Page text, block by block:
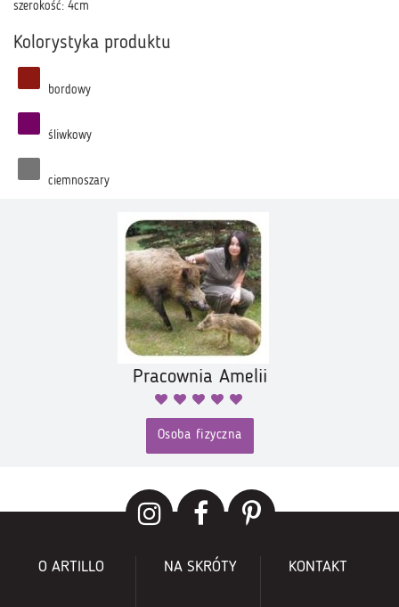
szerokość: 4cm
Kolorystyka produktu
bordowy
śliwkowy
ciemnoszary
Pracownia Amelii
Osoba fizyczna
O ARTILLO NA SKRÓTY KONTAKT